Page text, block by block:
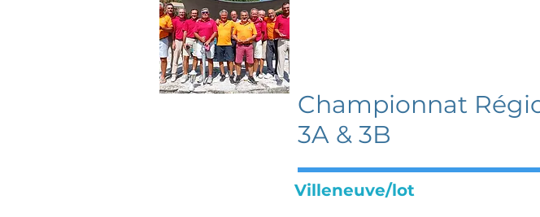
Championnat
3A & 3B
Villeneuve/lot